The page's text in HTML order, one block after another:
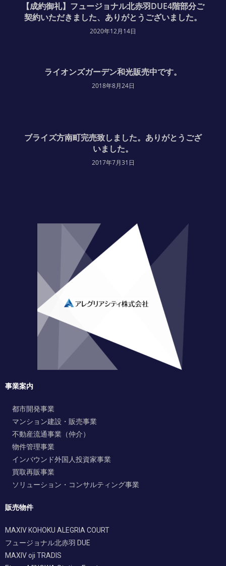
【成約御礼】フュージョナル北赤羽DUE4階部分ご
契約いただきました、ありがとうございました。
2020年12月14日
ライオンズガーデン和光販売中です。
2018年8月24日
ブライズ方南町完売致しました。ありがとうござ
いました。
2017年7月31日
事業案内
都市開発事業
マンション建設・販売事業
不動産流通事業（仲介）
物件管理事業
インバウンド外国人投資家事業
買取再販事業
ソリューション・コンサルティング事業
販売物件
MAXIV KOHOKU ALEGRIA COURT
フュージョナル北赤羽 DUE
MAXIV oji TRADIS